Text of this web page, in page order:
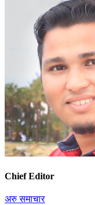
Chief Editor
अरु समाचार